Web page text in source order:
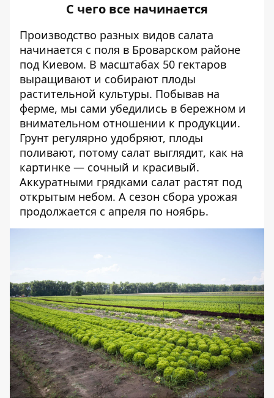
С чего все начинается
Производство разных видов салата
начинается с поля в Броварском районе
под Киевом. В масштабах 50 гектаров
выращивают и собирают плоды
растительной культуры. Побывав на
ферме, мы сами убедились в бережном и
внимательном отношении к продукции.
Грунт регулярно удобряют, плоды
поливают, потому салат выглядит, как на
картинке — сочный и красивый.
Аккуратными грядками салат растят под
открытым небом. А сезон сбора урожая
продолжается с апреля по ноябрь.